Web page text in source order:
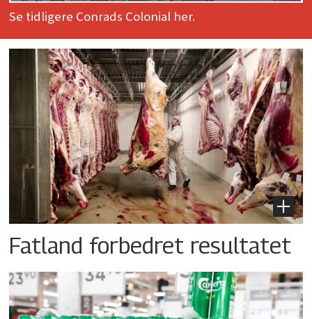
Se tidligere Conrads Colonial her.
Fatland forbedret resultatet